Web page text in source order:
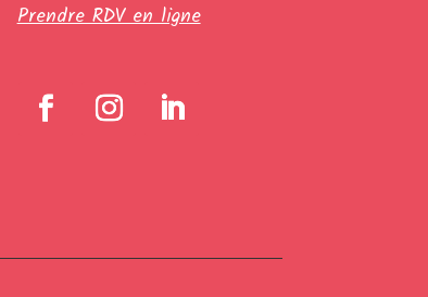
Prendre RDV en ligne